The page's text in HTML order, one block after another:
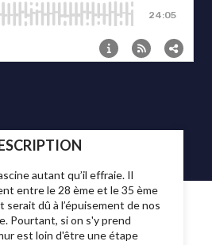
autant qu’il effraie. Il
entre le 28 ème et le 35 ème
dû à l’épuisement de nos
Pourtant, si on s'y prend
est loin d'être une étape